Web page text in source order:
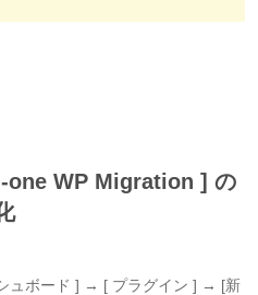
one WP Migration ] の
ュボード ] → [ プラグイン ] → [新